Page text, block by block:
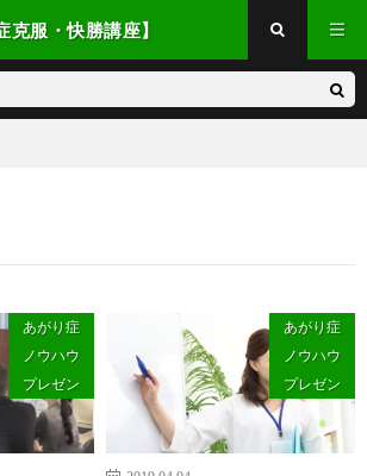
克服・快勝講座】
あがり症
ノウハウ
プレゼン
あがり症
ノウハウ
プレゼン